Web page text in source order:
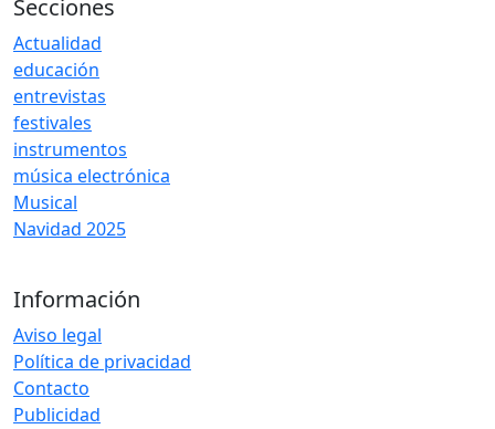
Secciones
Actualidad
educación
entrevistas
festivales
instrumentos
música electrónica
Musical
Navidad 2025
Información
Aviso legal
Política de privacidad
Contacto
Publicidad